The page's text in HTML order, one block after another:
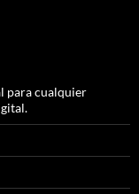
para cualquier